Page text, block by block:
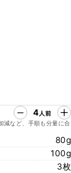
4人前
減など、手順も分量に合
80g
100g
3枚